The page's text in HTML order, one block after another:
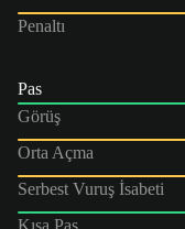
Penaltı
Pas
Görüş
Orta Açma
Serbest Vuruş İsabeti
Kısa Pas